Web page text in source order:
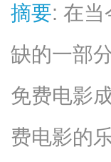
摘要: 在
缺的一部
免费电影
费电影的